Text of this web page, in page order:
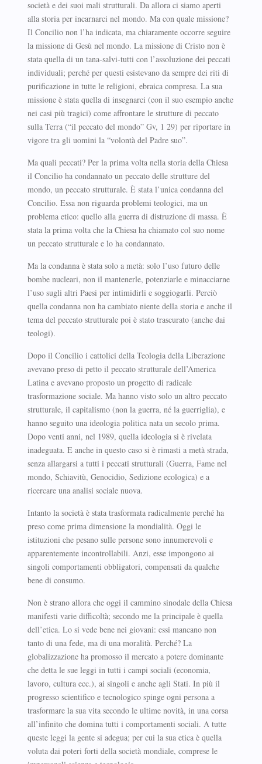
società e dei suoi mali strutturali. Da allora ci siamo aperti
alla storia per incarnarci nel mondo. Ma con quale missione?
Il Concilio non l’ha indicata, ma chiaramente occorre seguire
la missione di Gesù nel mondo. La missione di Cristo non è
stata quella di un tana-salvi-tutti con l’assoluzione dei peccati
individuali; perché per questi esistevano da sempre dei riti di
purificazione in tutte le religioni, ebraica compresa. La sua
missione è stata quella di insegnarci (con il suo esempio anche
nei casi più tragici) come affrontare le strutture di peccato
sulla Terra (“il peccato del mondo” Gv, 1 29) per riportare in
vigore tra gli uomini la “volontà del Padre suo”.
Ma quali peccati? Per la prima volta nella storia della Chiesa
il Concilio ha condannato un peccato delle strutture del
mondo, un peccato strutturale. È stata l’unica condanna del
Concilio. Essa non riguarda problemi teologici, ma un
problema etico: quello alla guerra di distruzione di massa. È
stata la prima volta che la Chiesa ha chiamato col suo nome
un peccato strutturale e lo ha condannato.
Ma la condanna è stata solo a metà: solo l’uso futuro delle
bombe nucleari, non il mantenerle, potenziarle e minacciarne
l’uso sugli altri Paesi per intimidirli e soggiogarli. Perciò
quella condanna non ha cambiato niente della storia e anche il
tema del peccato strutturale poi è stato trascurato (anche dai
teologi).
Dopo il Concilio i cattolici della Teologia della Liberazione
avevano preso di petto il peccato strutturale dell’America
Latina e avevano proposto un progetto di radicale
trasformazione sociale. Ma hanno visto solo un altro peccato
strutturale, il capitalismo (non la guerra, né la guerriglia), e
hanno seguito una ideologia politica nata un secolo prima.
Dopo venti anni, nel 1989, quella ideologia si è rivelata
inadeguata. E anche in questo caso si è rimasti a metà strada,
senza allargarsi a tutti i peccati strutturali (Guerra, Fame nel
mondo, Schiavitù, Genocidio, Sedizione ecologica) e a
ricercare una analisi sociale nuova.
Intanto la società è stata trasformata radicalmente perché ha
preso come prima dimensione la mondialità. Oggi le
istituzioni che pesano sulle persone sono innumerevoli e
apparentemente incontrollabili. Anzi, esse impongono ai
singoli comportamenti obbligatori, compensati da qualche
bene di consumo.
Non è strano allora che oggi il cammino sinodale della Chiesa
manifesti varie difficoltà; secondo me la principale è quella
dell’etica. Lo si vede bene nei giovani: essi mancano non
tanto di una fede, ma di una moralità. Perché? La
globalizzazione ha promosso il mercato a potere dominante
che detta le sue leggi in tutti i campi sociali (economia,
lavoro, cultura ecc.), ai singoli e anche agli Stati. In più il
progresso scientifico e tecnologico spinge ogni persona a
trasformare la sua vita secondo le ultime novità, in una corsa
all’infinito che domina tutti i comportamenti sociali. A tutte
queste leggi la gente si adegua; per cui la sua etica è quella
voluta dai poteri forti della società mondiale, comprese le